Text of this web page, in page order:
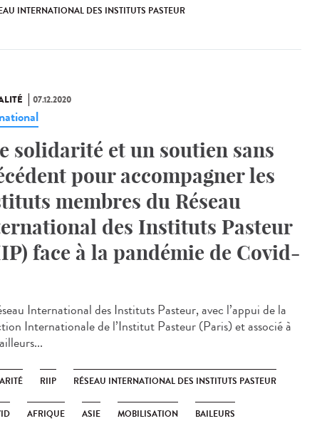
INTERNATIONAL DES INSTITUTS PASTEUR
07.12.2020
solidarité et un soutien sans
pour accompagner les
membres du Réseau
des Instituts Pasteur
face à la pandémie de Covid-
International des Instituts Pasteur, avec l’appui de la
Internationale de l’Institut Pasteur (Paris) et associé à
RIIP RÉSEAU INTERNATIONAL DES INSTITUTS PASTEUR
AFRIQUE ASIE MOBILISATION BAILEURS